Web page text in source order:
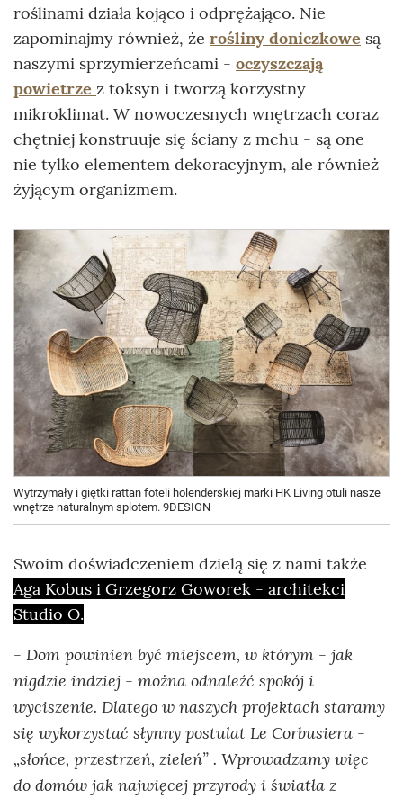
roślinami działa kojąco i odprężająco. Nie
zapominajmy również, że rośliny doniczkowe są
naszymi sprzymierzeńcami - oczyszczają
powietrze z toksyn i tworzą korzystny
mikroklimat. W nowoczesnych wnętrzach coraz
chętniej konstruuje się ściany z mchu - są one
nie tylko elementem dekoracyjnym, ale również
żyjącym organizmem.
Wytrzymały i giętki rattan foteli holenderskiej marki HK Living otuli nasze
wnętrze naturalnym splotem. 9DESIGN
Swoim doświadczeniem dzielą się z nami także
Aga Kobus i Grzegorz Goworek - architekci
Studio O.
- Dom powinien być miejscem, w którym - jak
nigdzie indziej - można odnaleźć spokój i
wyciszenie. Dlatego w naszych projektach staramy
się wykorzystać słynny postulat Le Corbusiera -
„słońce, przestrzeń, zieleń” . Wprowadzamy więc
do domów jak najwięcej przyrody i światła z